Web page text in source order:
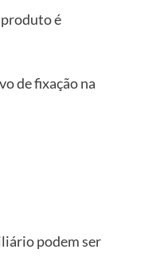
é
de fixação na
podem ser